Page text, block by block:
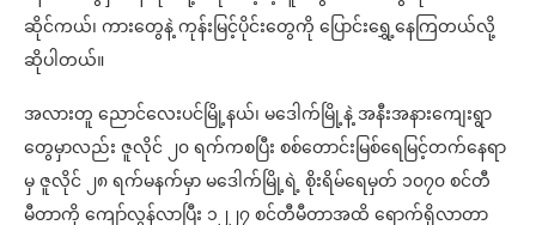
ဆိုင်ကယ်၊ ကားတွေနဲ့ ကုန်းမြင့်ပိုင်းတွေကို ပြောင်းရွှေ့နေကြတယ်လို့
ဆိုပါတယ်။
အလားတူ ညောင်လေးပင်မြို့နယ်၊ မဒေါက်မြို့နဲ့ အနီးအနားကျေးရွာ
တွေမှာလည်း ဇူလိုင် ၂၀ ရက်ကစပြီး စစ်တောင်းမြစ်ရေမြင့်တက်နေရာ
မှ ဇူလိုင် ၂၈ ရက်မနက်မှာ မဒေါက်မြို့ရဲ့ စိုးရိမ်ရေမှတ် ၁၀၇၀ စင်တီ
မီတာကို ကျော်လွန်လာပြီး ၁၂၂၇ စင်တီမီတာအထိ ရောက်ရှိလာတာ